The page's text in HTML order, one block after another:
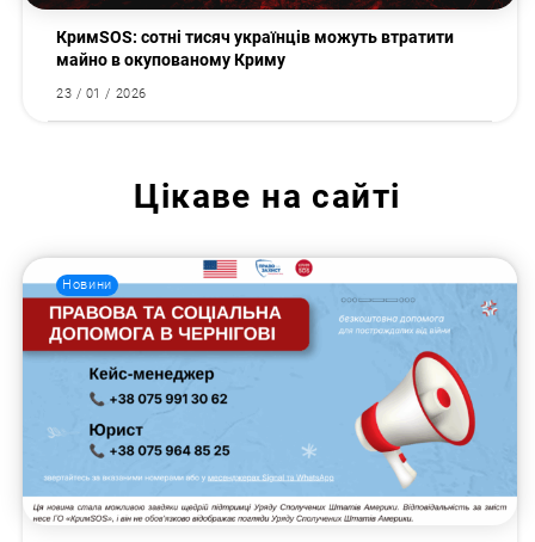
КримSOS: сотні тисяч українців можуть втратити
майно в окупованому Криму
23 / 01 / 2026
Цікаве на сайті
Новини